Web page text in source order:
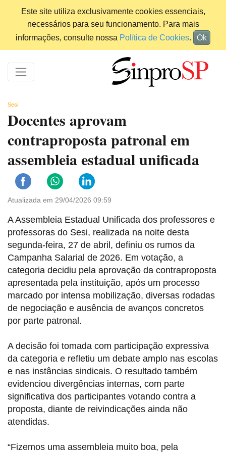
Este site utiliza exclusivamente cookies essenciais,
necessários para seu funcionamento. Para mais
informações, consulte nossa Política de Cookies. Ok
Sesi
Docentes aprovam
contraproposta patronal em
assembleia estadual unificada
Atualizada em 29/04/2026 09:59
A Assembleia Estadual Unificada dos professores e
professoras do Sesi, realizada na noite desta
segunda-feira, 27 de abril, definiu os rumos da
Campanha Salarial de 2026. Em votação, a
categoria decidiu pela aprovação da contraproposta
apresentada pela instituição, após um processo
marcado por intensa mobilização, diversas rodadas
de negociação e ausência de avanços concretos
por parte patronal.
A decisão foi tomada com participação expressiva
da categoria e refletiu um debate amplo nas escolas
e nas instâncias sindicais. O resultado também
evidenciou divergências internas, com parte
significativa dos participantes votando contra a
proposta, diante de reivindicações ainda não
atendidas.
“Fizemos uma assembleia muito boa, pela